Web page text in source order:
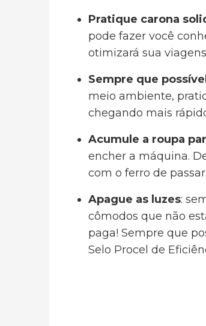
Pratique carona
pode fazer você
otimizará sua
Sempre que
meio ambiente,
chegando mais
Acumule a roupa
encher a máquina.
com o ferro de passar.
Apague as luzes:
cômodos que não
paga! Sempre que
Selo Procel de